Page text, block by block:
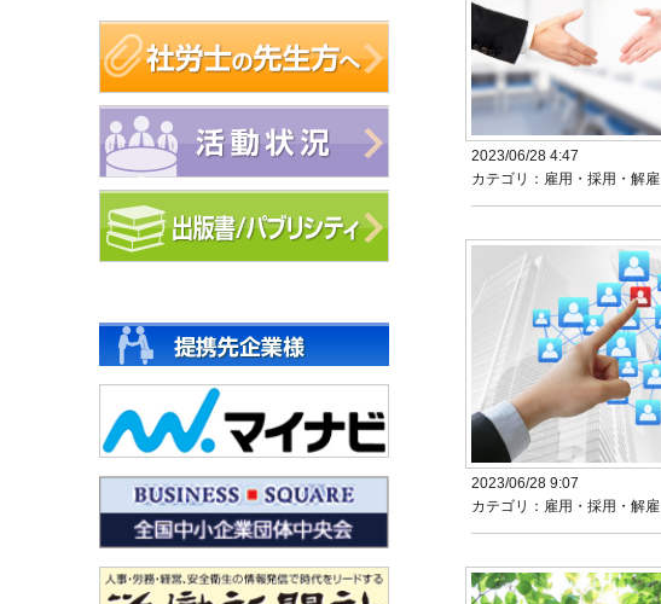
2023/06/28 4:47
カテゴリ：雇用・採用・解雇
2023/06/28 9:07
カテゴリ：雇用・採用・解雇